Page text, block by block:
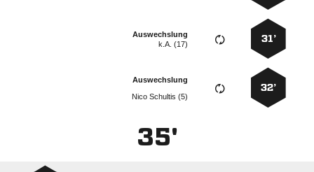
31’
Auswechslung
k.A. (17)
32’
Auswechslung
  
35'